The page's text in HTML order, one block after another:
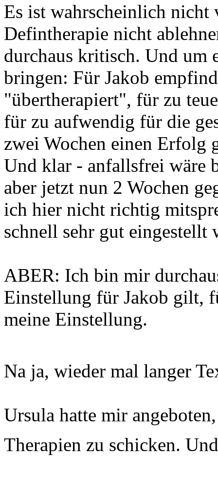
Es ist wahrscheinlich nicht
Defintherapie nicht
durchaus kritisch. Und um
bringen: Für Jakob
"übertherapiert", für zu
für zu aufwendig für die
zwei Wochen einen Erfolg
Und klar - anfallsfrei wäre
aber jetzt nun 2 Wochen
ich hier nicht richtig
schnell sehr gut eingestellt
ABER: Ich bin mir
Einstellung für Jakob gilt,
meine Einstellung.
Na ja, wieder mal langer
Ursula hatte mir
Therapien zu schicken.